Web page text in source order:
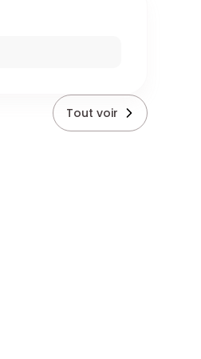
Tout voir